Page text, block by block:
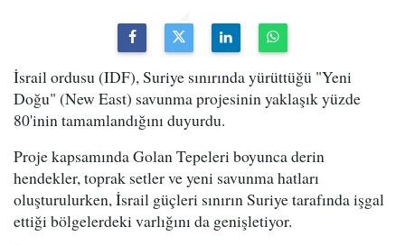
İsrail ordusu (IDF), Suriye sınırında yürüttüğü "Yeni
Doğu" (New East) savunma projesinin yaklaşık yüzde
80'inin tamamlandığını duyurdu.
Proje kapsamında Golan Tepeleri boyunca derin
hendekler, toprak setler ve yeni savunma hatları
oluşturulurken, İsrail güçleri sınırın Suriye tarafında işgal
ettiği bölgelerdeki varlığını da genişletiyor.